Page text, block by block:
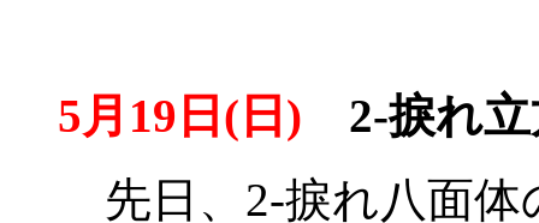
5月19日(日) 2-捩れ立
先日、2-捩れ八面体